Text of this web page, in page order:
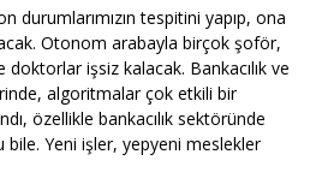
durumlarımızın tespitini yapıp, ona
Otonom arabayla birçok şoför,
doktorlar işsiz kalacak. Bankacılık ve
algoritmalar çok etkili bir
özellikle bankacılık sektöründe
Yeni işler, yepyeni meslekler